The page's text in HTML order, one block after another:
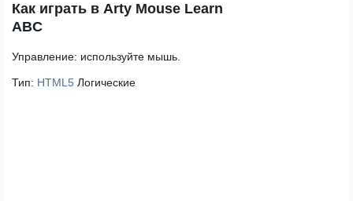
Как играть в Arty Mouse Learn
ABC
Управление: используйте мышь.
Тип: HTML5 Логические